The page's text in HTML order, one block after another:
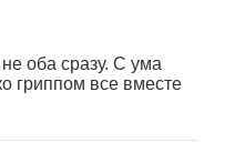
оба сразу. С ума
гриппом все вместе